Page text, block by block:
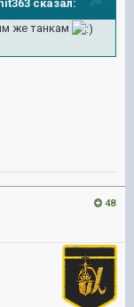
сказал:
же танкам
48